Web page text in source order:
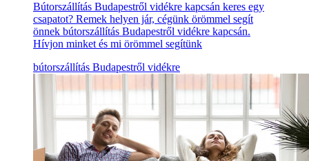
Bútorszállítás Budapestről vidékre kapcsán keres egy
csapatot? Remek helyen jár, cégünk örömmel segít
önnek bútorszállítás Budapestről vidékre kapcsán.
Hívjon minket és mi örömmel segítünk
bútorszállítás Budapestről vidékre